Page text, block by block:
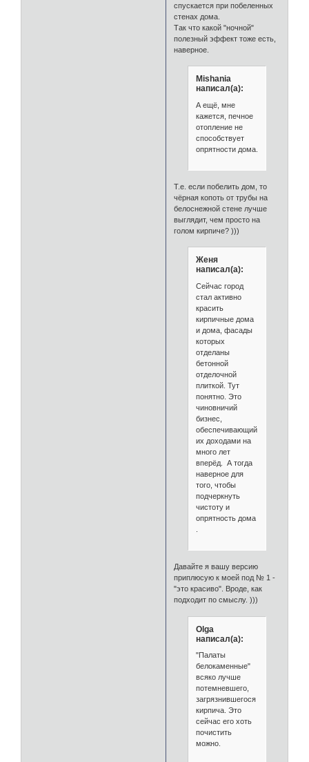
спускается при побеленных
стенах дома.
Так что какой "ночной"
полезный эффект тоже есть,
наверное.
Mishania
написал(а):
А ещё, мне
кажется, печное
отопление не
способствует
опрятности дома.
Т.е. если побелить дом, то
чёрная копоть от трубы на
белоснежной стене лучше
выглядит, чем просто на
голом кирпиче? )))
Женя
написал(а):
Сейчас город
стал активно
красить
кирпичные дома
и дома, фасады
которых
отделаны
бетонной
отделочной
плиткой. Тут
понятно. Это
чиновничий
бизнес,
обеспечивающий
их доходами на
много лет
вперёд. А тогда
наверное для
того, чтобы
подчеркнуть
чистоту и
опрятность дома
Давайте я вашу версию
приплюсую к моей под № 1 -
"это красиво". Вроде, как
подходит по смыслу. )))
Olga
написал(а):
"Палаты
белокаменные"
всяко лучше
потемневшего,
загрязнившегося
кирпича. Это
сейчас его хоть
почистить
можно.